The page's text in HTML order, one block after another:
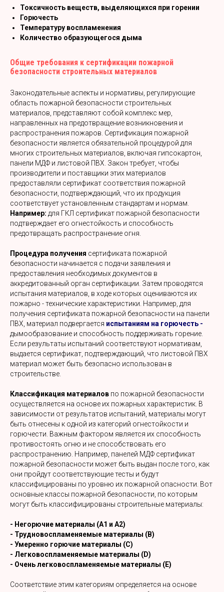
Токсичность веществ, выделяющихся при горении
Горючесть
Температуру воспламенения
Количество образующегося дыма
Общие требования к сертификации пожарной
безопасности строительных материалов
Законодательные аспекты и нормативы, регулирующие
область пожарной безопасности строительных
материалов, представляют собой комплекс мер,
направленных на предотвращение возникновения и
распространения пожаров. Сертификация пожарной
безопасности является обязательной процедурой для
многих строительных материалов, включая гипсокартон,
панели МДФ и листовой ПВХ. Закон требует, чтобы
производители и поставщики этих материалов
предоставляли сертификат соответствия пожарной
безопасности, подтверждающий, что их продукция
соответствует установленным стандартам и нормам.
Например: для ГКЛ сертификат пожарной безопасности
подтверждает его огнестойкость и способность
предотвращать распространение огня.
Процедура получения сертификата пожарной
безопасности начинается с подачи заявления и
предоставления необходимых документов в
аккредитованный орган сертификации. Затем проводятся
испытания материалов, в ходе которых оцениваются их
пожарно - технические характеристики. Например, для
получения сертификата пожарной безопасности на панели
ПВХ, материал подвергается испытаниям на горючесть -
дымообразование и способность поддерживать горение.
Если результаты испытаний соответствуют нормативам,
выдается сертификат, подтверждающий, что листовой ПВХ
материал может быть безопасно использован в
строительстве.
Классификация материалов по пожарной безопасности
осуществляется на основе их пожарных характеристик. В
зависимости от результатов испытаний, материалы могут
быть отнесены к одной из категорий огнестойкости и
горючести. Важным фактором является их способность
противостоять огню и не способствовать его
распространению. Например, панелей МДФ сертификат
пожарной безопасности может быть выдан после того, как
они пройдут соответствующие тесты и будут
классифицированы по уровню их пожарной опасности. Вот
основные классы пожарной безопасности, по которым
могут быть классифицированы строительные материалы:
- Негорючие материалы (А1 и А2)
- Трудновоспламеняемые материалы (B)
- Умеренно горючие материалы (C)
- Легковоспламеняемые материалы (D)
- Очень легковоспламеняемые материалы (E)
Соответствие этим категориям определяется на основе